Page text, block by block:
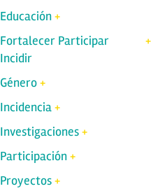
Educación
Fortalecer Participar
Incidir
Género
Incidencia
Investigaciones
Participación
Proyectos